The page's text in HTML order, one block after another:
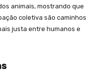
animais, mostrando que
coletiva são caminhos
justa entre humanos e